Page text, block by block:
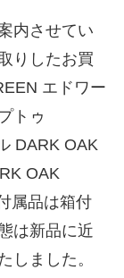
内させてい
りしたお買
エドワー
トゥ
DARK OAK
OAK
属品は箱付
は新品に近
しました。